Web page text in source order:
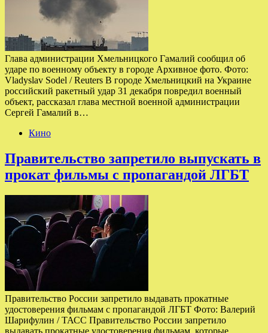
Глава администрации Хмельницкого Гамалий сообщил об
ударе по военному объекту в городе Архивное фото. Фото:
Vladyslav Sodel / Reuters В городе Хмельницкий на Украине
российский ракетный удар 31 декабря повредил военный
объект, рассказал глава местной военной администрации
Сергей Гамалий в…
Кино
Правительство запретило выпускать в
прокат фильмы с пропагандой ЛГБТ
Правительство России запретило выдавать прокатные
удостоверения фильмам с пропагандой ЛГБТ Фото: Валерий
Шарифулин / ТАСС Правительство России запретило
выдавать прокатные удостоверения фильмам, которые